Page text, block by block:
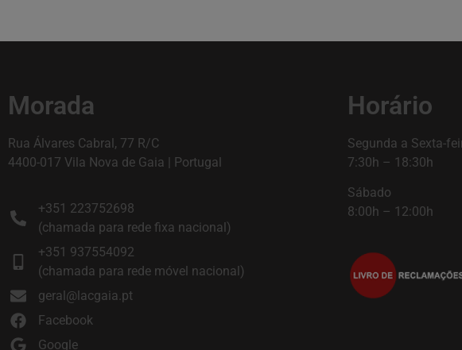
Morada
Rua Álvares Cabral, 77 R/C
4400-017 Vila Nova de Gaia | Portugal
+351 223752698
(chamada para rede fixa nacional)
+351 937554092
(chamada para rede móvel nacional)
geral@lacgaia.pt
Facebook
Google
Horário
Segunda a Sexta-
7:30h – 18:30h
Sábado
8:00h – 12:00h